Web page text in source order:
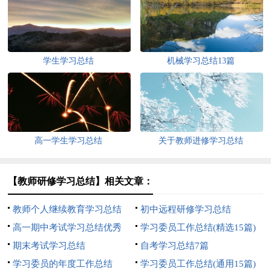
学生学习总结 机械学习总结13篇
高一学生学习总结 关于教师进修学习总结
【教师研修学习总结】相关文章：
教师个人继续教育学习总结
初中远程研修学习总结
高一期中考试学习总结优秀
学习委员工作总结(精选15篇)
期末考试学习总结
自考学习总结7篇
学习委员的年度工作总结
学习委员工作总结(通用15篇)